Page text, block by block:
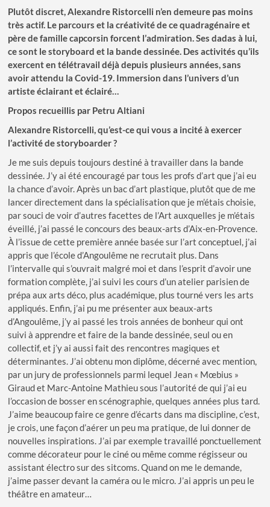
Plutôt discret, Alexandre Ristorcelli n’en demeure pas moins
très actif. Le parcours et la créativité de ce quadragénaire et
père de famille capcorsin forcent l’admiration. Ses dadas à lui,
ce sont le storyboard et la bande dessinée. Des activités qu’ils
exercent en télétravail déjà depuis plusieurs années, sans
avoir attendu la Covid-19. Immersion dans l’univers d’un
artiste éclairant et éclairé…
Propos recueillis par Petru Altiani
Alexandre Ristorcelli, qu’est-ce qui vous a incité à exercer
l’activité de storyboarder ?
Je me suis depuis toujours destiné à travailler dans la bande
dessinée. J’y ai été encouragé par tous les profs d’art que j’ai eu
la chance d’avoir. Après un bac d’art plastique, plutôt que de me
lancer directement dans la spécialisation que je m’étais choisie,
par souci de voir d’autres facettes de l’Art auxquelles je m’étais
éveillé, j’ai passé le concours des beaux-arts d’Aix-en-Provence.
À l’issue de cette première année basée sur l’art conceptuel, j’ai
appris que l’école d’Angoulême ne recrutait plus. Dans
l’intervalle qui s’ouvrait malgré moi et dans l’esprit d’avoir une
formation complète, j’ai suivi les cours d’un atelier parisien de
prépa aux arts déco, plus académique, plus tourné vers les arts
appliqués. Enfin, j’ai pu me présenter aux beaux-arts
d’Angoulême, j’y ai passé les trois années de bonheur qui ont
suivi à apprendre et faire de la bande dessinée, seul ou en
collectif, et j’y ai aussi fait des rencontres magiques et
déterminantes. J’ai obtenu mon diplôme, décerné avec mention,
par un jury de professionnels parmi lequel Jean « Mœbius »
Giraud et Marc-Antoine Mathieu sous l’autorité de qui j’ai eu
l’occasion de bosser en scénographie, quelques années plus tard.
J’aime beaucoup faire ce genre d’écarts dans ma discipline, c’est,
je crois, une façon d’aérer un peu ma pratique, de lui donner de
nouvelles inspirations. J’ai par exemple travaillé ponctuellement
comme décorateur pour le ciné ou même comme régisseur ou
assistant électro sur des sitcoms. Quand on me le demande,
j’aime passer devant la caméra ou le micro. J’ai appris un peu le
théâtre en amateur…